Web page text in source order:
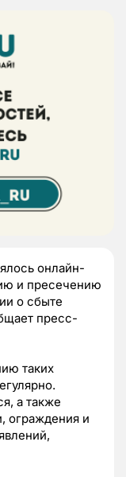
онлайн-
и пресечению
о сбыте
пресс-
таких
а также
ограждения и